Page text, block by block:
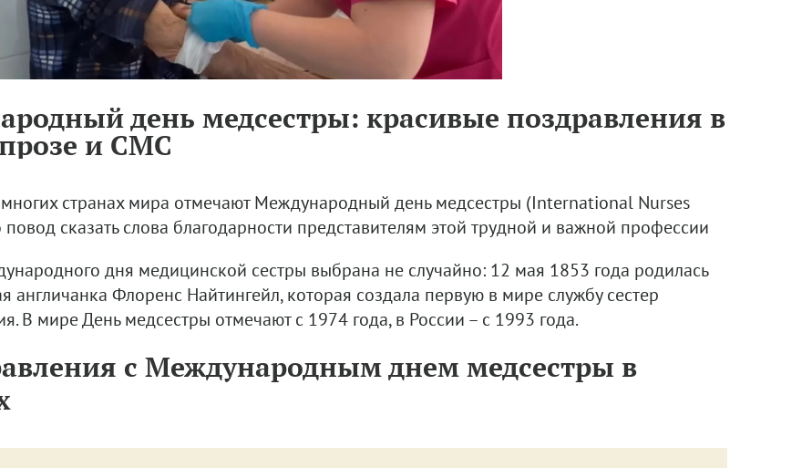
день медсестры: красивые поздравления в
и СМС
странах мира отмечают Международный день медсестры (International Nurses
повод сказать слова благодарности представителям этой трудной и важной профессии
дня медицинской сестры выбрана не случайно: 12 мая 1853 года родилась
англичанка Флоренс Найтингейл, которая создала первую в мире службу сестер
В мире День медсестры отмечают с 1974 года, в России – с 1993 года.
с Международным днем медсестры в